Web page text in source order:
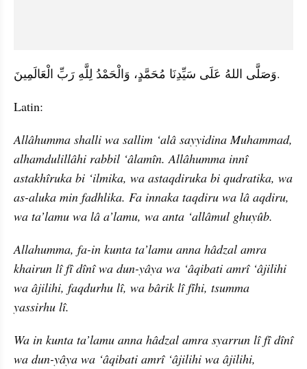
وَصَلَّى اللهُ عَلَى سَيِّدِنَا مُحَمَّدٍ، وَالْحَمْدُ لِلَّهِ رَبِّ الْعَالَمِينَ.
Latin:
Allâhumma shalli wa sallim ‘alâ sayyidina Muhammad,
alhamdulillâhi rabbil ‘âlamîn. Allâhumma innî
astakhîruka bi ‘ilmika, wa astaqdiruka bi qudratika, wa
as-aluka min fadhlika. Fa innaka taqdiru wa lâ aqdiru,
wa ta’lamu wa lâ a’lamu, wa anta ‘allâmul ghuyûb.
Allahumma, fa-in kunta ta’lamu anna hâdzal amra
khairun lî fî dînî wa dun-yâya wa ‘âqibati amrî ‘âjilihi
wa âjilihi, faqdurhu lî, wa bârik lî fîhi, tsumma
yassirhu lî.
Wa in kunta ta’lamu anna hâdzal amra syarrun lî fî dînî
wa dun-yâya wa ‘âqibati amrî ‘âjilihi wa âjilihi,